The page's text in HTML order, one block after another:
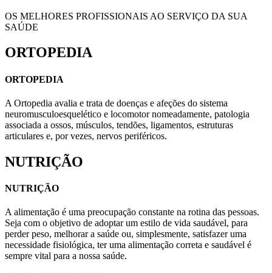
OS MELHORES PROFISSIONAIS AO SERVIÇO DA SUA
SAÚDE
ORTOPEDIA
ORTOPEDIA
A Ortopedia avalia e trata de doenças e afeções do sistema
neuromusculoesquelético e locomotor nomeadamente, patologia
associada a ossos, músculos, tendões, ligamentos, estruturas
articulares e, por vezes, nervos periféricos.
NUTRIÇÃO
NUTRIÇÃO
A alimentação é uma preocupação constante na rotina das pessoas.
Seja com o objetivo de adoptar um estilo de vida saudável, para
perder peso, melhorar a saúde ou, simplesmente, satisfazer uma
necessidade fisiológica, ter uma alimentação correta e saudável é
sempre vital para a nossa saúde.